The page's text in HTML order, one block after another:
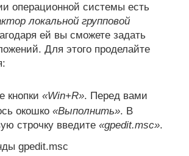
операционной системы есть
локальной групповой
ей вы сможете задать
Для этого проделайте
кнопки «Win+R». Перед вами
окошко «Выполнить». В
строчку введите «gpedit.msc».